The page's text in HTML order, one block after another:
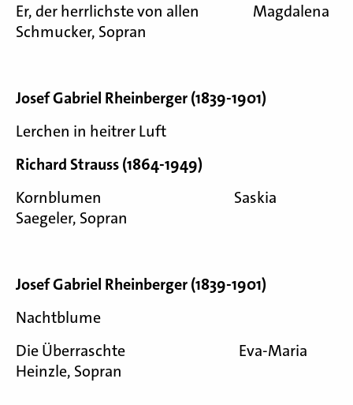
Er, der herrlichste von allen Magdalena
Schmucker, Sopran
Josef Gabriel Rheinberger (1839-1901)
Lerchen in heitrer Luft
Richard Strauss (1864-1949)
Kornblumen Saskia
Saegeler, Sopran
Josef Gabriel Rheinberger (1839-1901)
Nachtblume
Die Überraschte Eva-Maria
Heinzle, Sopran